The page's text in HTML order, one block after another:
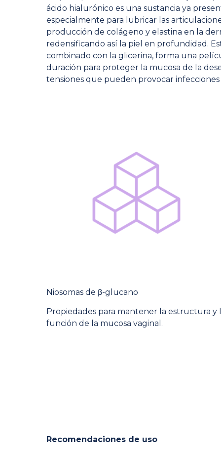
ácido hialurónico es una sustancia ya
especialmente para lubricar las
producción de colágeno y elastina en la
redensificando así la piel en profundidad.
combinado con la glicerina, forma una
duración para proteger la mucosa de la
tensiones que pueden provocar infecciones
Niosomas de β-glucano
Propiedades para mantener la estructura y
función de la mucosa vaginal.
Recomendaciones de uso